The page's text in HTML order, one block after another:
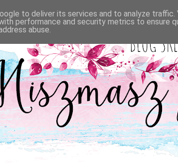
to deliver its services and to analyze traffic.
performance and security metrics to ensure
abuse.